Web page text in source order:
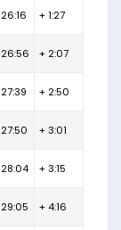
26:16 + 1:27
26:56 + 2:07
27:39 + 2:50
27:50 + 3:01
28:04 + 3:15
29:05 + 4:16